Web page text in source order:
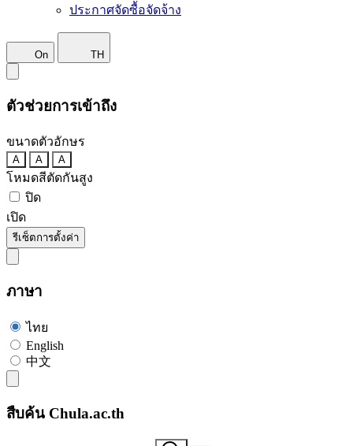
ประกาศจัดซื้อจัดจ้าง
On TH
ตัวช่วยการเข้าถึง
ขนาดตัวอักษร
A A A
โหมดสีตัดกันสูง
ปิด
เปิด
รีเซ็ตการตั้งค่า
ภาษา
ไทย
English
中文
สืบค้น Chula.ac.th